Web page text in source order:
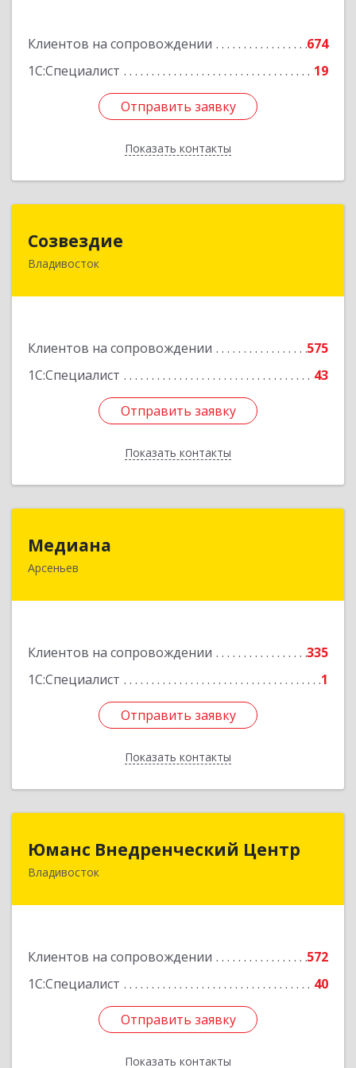
Клиентов на сопровождении
674
1С:Специалист
19
Отправить заявку
Показать контакты
Отправить заявку
Назад
Созвездие
Владивосток
Клиентов на сопровождении
575
1С:Специалист
43
Отправить заявку
Показать контакты
690069, Приморский край, Владивосток г,
Отправить заявку
Назад
Медиана
Арсеньев
Клиентов на сопровождении
335
1С:Специалист
1
Отправить заявку
Показать контакты
Отправить заявку
Назад
Юманс Внедренческий Центр
Владивосток
Клиентов на сопровождении
572
1С:Специалист
40
Отправить заявку
Показать контакты
Юманс Внедренческий Центр
690014, Приморский край, Владивосток г,
Отправить заявку
Назад